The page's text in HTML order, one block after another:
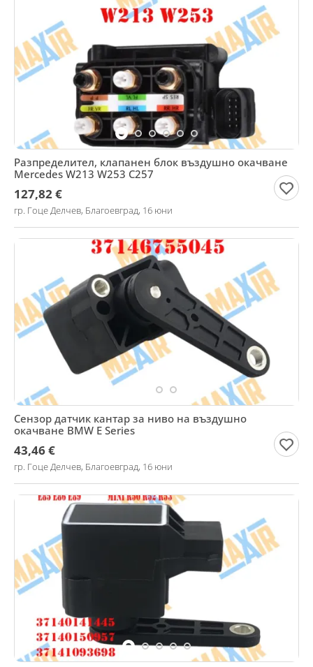
Разпределител, клапанен блок въздушно окачване
Mercedes W213 W253 C257
127,82 €
гр. Гоце Делчев, Благоевград, 16 юни
Сензор датчик кантар за ниво на въздушно
окачване BMW E Series
43,46 €
гр. Гоце Делчев, Благоевград, 16 юни